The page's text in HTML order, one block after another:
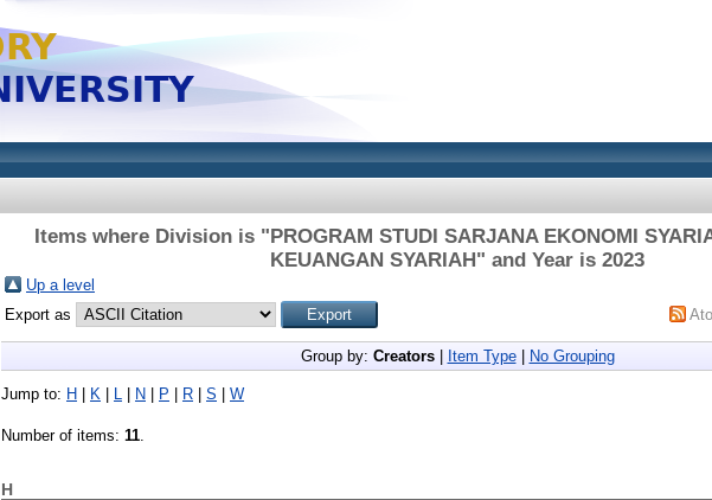
Items where Division is "PROGRAM STUDI SARJANA EKONOMI
KEUANGAN SYARIAH" and Year is 2023
Up a level
Export as
Group by: Creators| Item Type| No Grouping
Jump to: H K L N P R S W
Number of items: 11.
H